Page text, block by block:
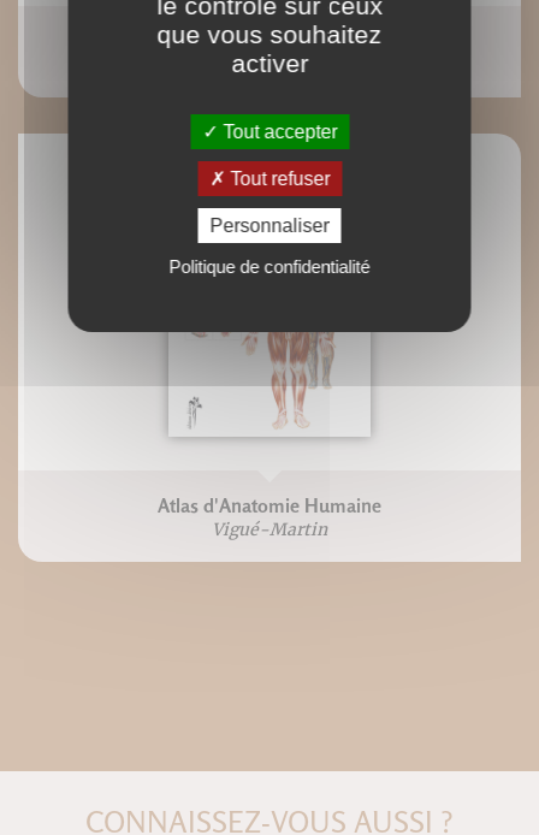
Grand atlas d'anatomie humaine
Vigué-Martin
Atlas d'Anatomie Humaine
Vigué-Martin
CONNAISSEZ-VOUS AUSSI ?
que vous souhaitez
activer
Tout accepter
Tout refuser
Personnaliser
Politique de confidentialité